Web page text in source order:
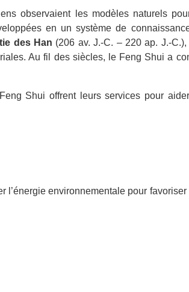
observaient les modèles naturels
en un système de
des Han (206 av. J.-C. – 220 ap. J.-
Au fil des siècles, le Feng Shui a
Shui offrent leurs services pour
environnementale pour